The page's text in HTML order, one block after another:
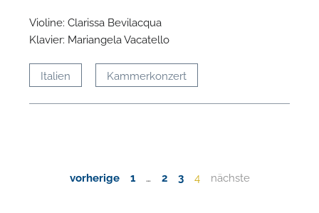
Violine: Clarissa Bevilacqua
Klavier: Mariangela Vacatello
Italien Kammerkonzert
vorherige 1 2 3 4 nächste